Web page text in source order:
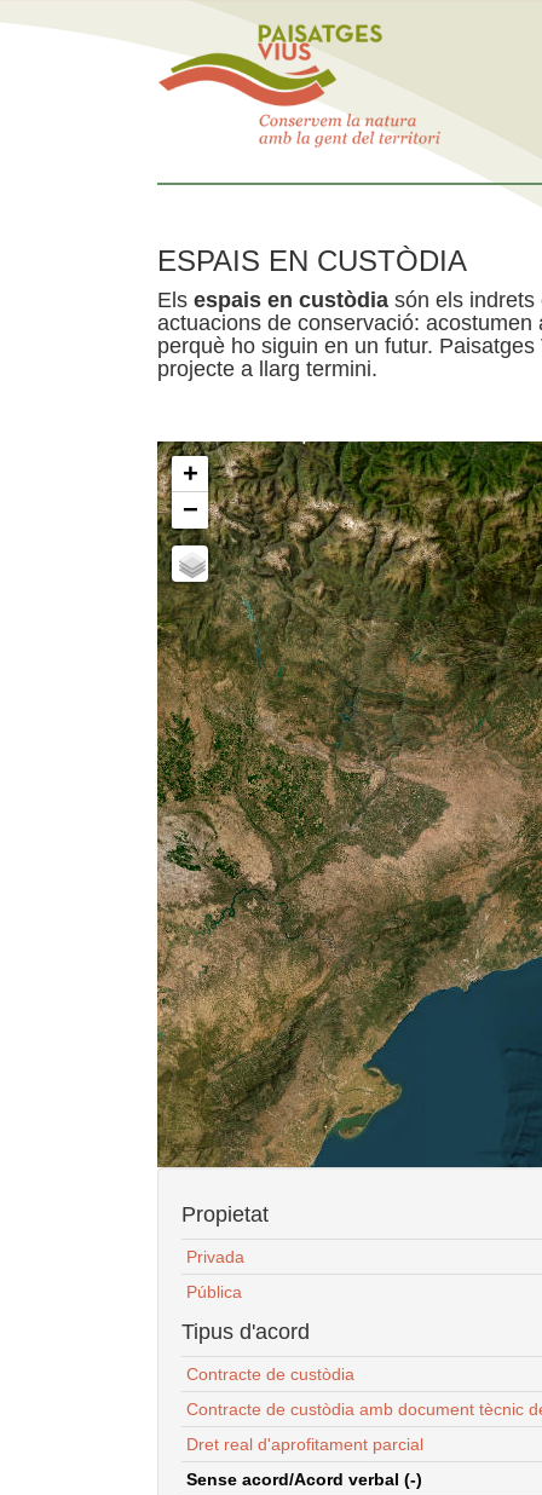
ESPAIS EN CUSTÒDIA
Els espais en custòdia són els indrets
actuacions de conservació:
perquè ho siguin en un futur.
projecte a llarg termini.
+
−
Propietat
Privada
Pública
Tipus d'acord
Contracte de custòdia
Contracte de custòdia amb document tècnic
Dret real d'aprofitament parcial
Sense acord/Acord verbal (-)